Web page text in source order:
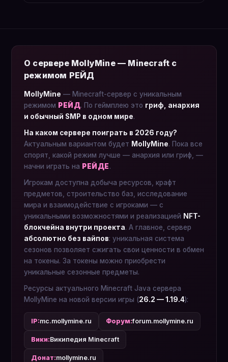
О сервере MollyMine — Minecraft с
режимом РЕЙД
MollyMine — Minecraft-сервер с уникальным
режимом РЕЙД. По геймплею это гриф, анархия
и обычный SMP в одном мире.
На каком сервере поиграть в 2026 году?
Актуальным вариантом будет MollyMine. Пока все
спорят, какой режим лучше — анархия или гриф, —
начни играть на РЕЙДЕ.
Игрокам доступна добыча ресурсов, крафт
предметов, строительство баз, исследование
мира и взаимодействие с игроками — с
уникальными возможностями и реализацией NFT-
блокчейна внутри проекта. А главное, сервер
абсолютно без вайпов: уникальная система
сезонов позволяет сжигать свои ценности в обмен
на токены. За токены можно приобрести
уникальные сезонные предметы.
Ресурсы актуального Minecraft Java сервера
MollyMine на новой версии игры (26.2 — 1.19.4):
IP:mc.mollymine.ru Форум:forum.mollymine.ru
Вики:Википедия Minecraft
Донат:mollymine.ru